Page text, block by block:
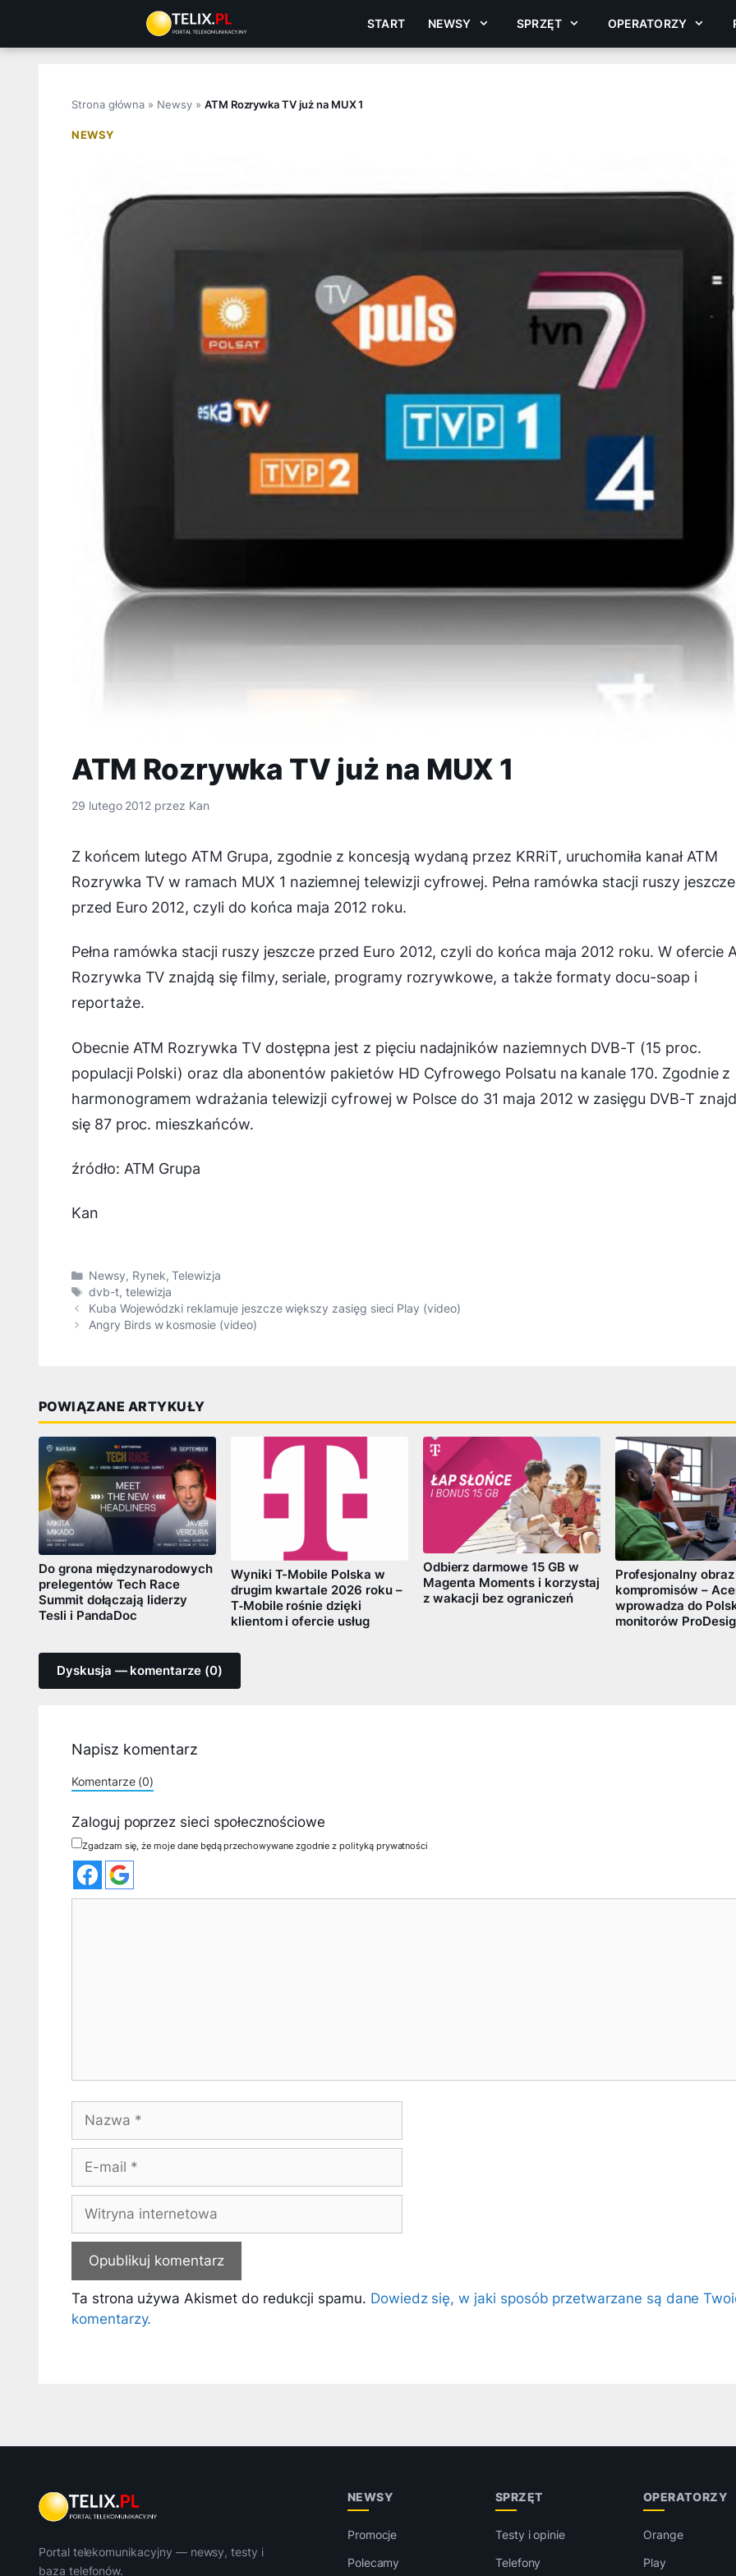
treści
START NEWSY SPRZĘT OPERATORZY
Strona główna » Newsy» ATM Rozrywka TV już na MUX 1
NEWSY
ATM Rozrywka TV już na MUX 1
29 lutego 2012 przez Kan
Z końcem lutego ATM Grupa, zgodnie z koncesją wydaną przez KRRiT, uruchomiła kanał ATM
Rozrywka TV w ramach MUX 1 naziemnej telewizji cyfrowej. Pełna ramówka stacji ruszy jeszcze
przed Euro 2012, czyli do końca maja 2012 roku.
Pełna ramówka stacji ruszy jeszcze przed Euro 2012, czyli do końca maja 2012 roku. W ofercie
Rozrywka TV znajdą się filmy, seriale, programy rozrywkowe, a także formaty docu-soap i
reportaże.
Obecnie ATM Rozrywka TV dostępna jest z pięciu nadajników naziemnych DVB-T (15 proc.
populacji Polski) oraz dla abonentów pakietów HD Cyfrowego Polsatu na kanale 170. Zgodnie z
harmonogramem wdrażania telewizji cyfrowej w Polsce do 31 maja 2012 w zasięgu DVB-T
się 87 proc. mieszkańców.
źródło: ATM Grupa
Kan
Kategorie
Newsy, Rynek,Telewizja
Tagi
dvb-t, telewizja
Kuba Wojewódzki reklamuje jeszcze większy zasięg sieci Play (video)
Angry Birds w kosmosie (video)
POWIĄZANE ARTYKUŁY
Do grona międzynarodowych
prelegentów Tech Race
Summit dołączają liderzy
Tesli i PandaDoc
Wyniki T-Mobile Polska w
drugim kwartale 2026 roku –
T‑Mobile rośnie dzięki
klientom i ofercie usług
Odbierz darmowe 15 GB w
Magenta Moments i korzystaj
z wakacji bez ograniczeń
Profesjonalny
kompromisów –
wprowadza do
monitorów
Dyskusja — komentarze (0)
Napisz komentarz
Komentarze (0)
Zaloguj poprzez sieci społecznościowe
Zgadzam się, że moje dane będą przechowywane zgodnie z polityką prywatności
Nazwa
Witryna
internetowa
Ta strona używa Akismet do redukcji spamu. Dowiedz się, w jaki sposób przetwarzane są dane
komentarzy.
Portal telekomunikacyjny — newsy, testy i
baza telefonów.
NEWSY
Promocje
Polecamy
SPRZĘT
Testy i opinie
Telefony
OPERATORZY
Orange
Play